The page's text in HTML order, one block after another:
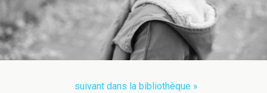
suivant dans la bibliothèque »